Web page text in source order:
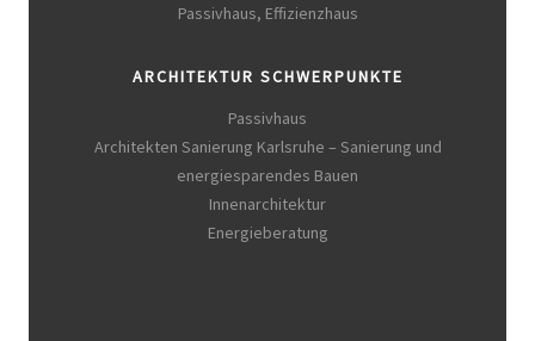
Passivhaus, Effizienzhaus
ARCHITEKTUR SCHWERPUNKTE
Passivhaus
Architekten Sanierung Karlsruhe – Sanierung und
energiesparendes Bauen
Innenarchitektur
Energieberatung